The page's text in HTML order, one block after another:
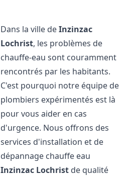
Dans la ville deInzinzac
Lochrist, les problèmes de
chauffe-eau sont couramment
rencontrés par les habitants.
C'est pourquoi notre équipe de
plombiers expérimentés est là
pour vous aider en cas
d'urgence. Nous offrons des
services d'installation et de
dépannage chauffe eau
Inzinzac Lochrist de qualité